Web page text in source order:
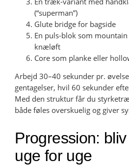
(“superman”)
Glute bridge for bagside
En puls-blok som
knæløft
Core som planke eller
Arbejd 30–40 sekunder pr.
gentagelser, hvil 60 sekunder
Med den struktur får du
både føles overskuelig og giver
Progression:
uge for uge